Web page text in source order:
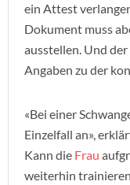
ein Attest
Dokument muss
ausstellen. Und
Angaben zu der
«Bei einer
Einzelfall an»,
Kann die Frau
weiterhin